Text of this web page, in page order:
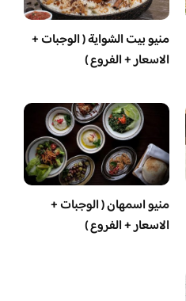
منيو بيت الشواية ( الوجبات +
الاسعار + الفروع )
منيو اسمهان ( الوجبات +
الاسعار + الفروع )